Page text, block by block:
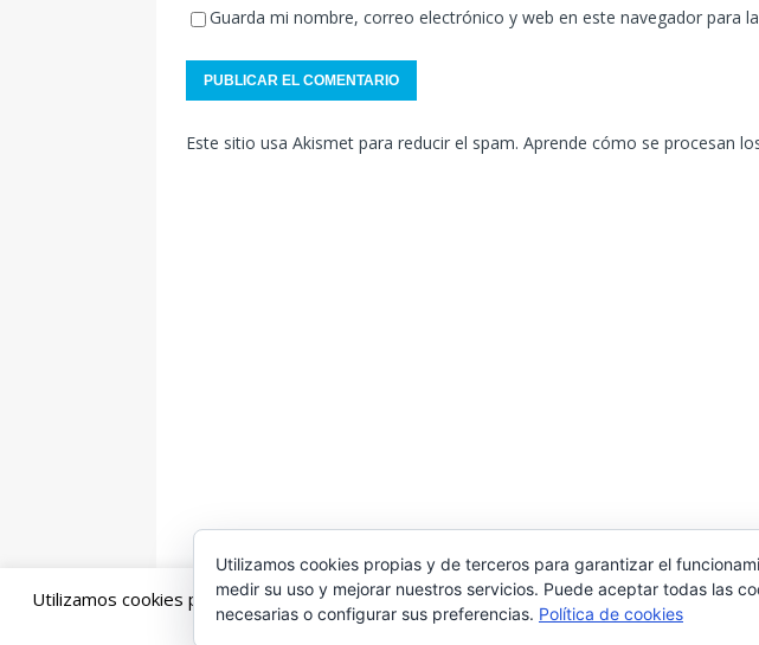
Guarda mi nombre, correo electrónico y web en este navegador para
Este sitio usa Akismet para reducir el spam. Aprende cómo se procesan
Utilizamos cookies propias y de terceros para mejorar la experiencia de navegación, y
Utilizamos cookies propias y de terceros para garantizar el
medir su uso y mejorar nuestros servicios. Puede aceptar todas las
necesarias o configurar sus preferencias. Política de cookies